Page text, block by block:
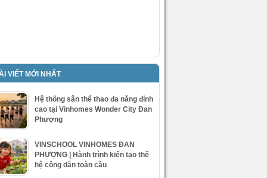
VIẾT MỚI NHẤT
Hệ thống sân thể thao đa năng đỉnh
cao tại Vinhomes Wonder City Đan
Phượng
VINSCHOOL VINHOMES ĐAN
PHƯỢNG | Hành trình kiến tạo thế
hệ công dân toàn cầu